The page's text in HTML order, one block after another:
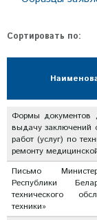
Сортировать по:
Формы документов
выдачу заключений
работ (услуг) по
ремонту
Письмо
Республики
технического
техники»